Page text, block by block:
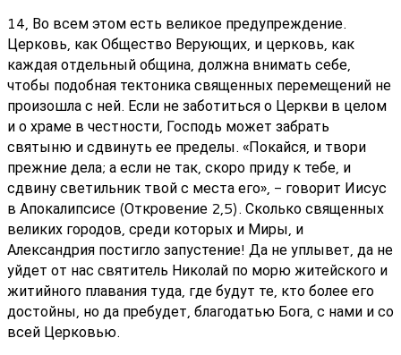
14, Во всем этом есть великое предупреждение.
Церковь, как Общество Верующих, и церковь, как
каждая отдельный община, должна внимать себе,
чтобы подобная тектоника священных перемещений не
произошла с ней. Если не заботиться о Церкви в целом
и о храме в честности, Господь может забрать
святыню и сдвинуть ее пределы. «Покайся, и твори
прежние дела; а если не так, скоро приду к тебе, и
сдвину светильник твой с места его», - говорит Иисус
в Апокалипсисе (Откровение 2,5). Сколько священных
великих городов, среди которых и Миры, и
Александрия постигло запустение! Да не уплывет, да не
уйдет от нас святитель Николай по морю житейского и
житийного плавания туда, где будут те, кто более его
достойны, но да пребудет, благодатью Бога, с нами и со
всей Церковью.